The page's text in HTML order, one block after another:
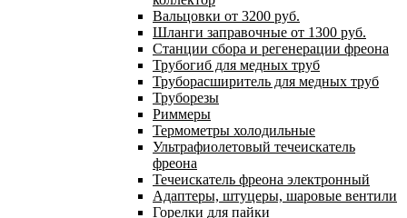
Вальцовки от 3200 руб.
Шланги заправочные от 1300 руб.
Станции сбора и регенерации фреона
Трубогиб для медных труб
Труборасширитель для медных труб
Труборезы
Риммеры
Термометры холодильные
Ультрафиолетовый течеискатель
фреона
Течеискатель фреона электронный
Адаптеры, штуцеры, шаровые вентили
Горелки для пайки